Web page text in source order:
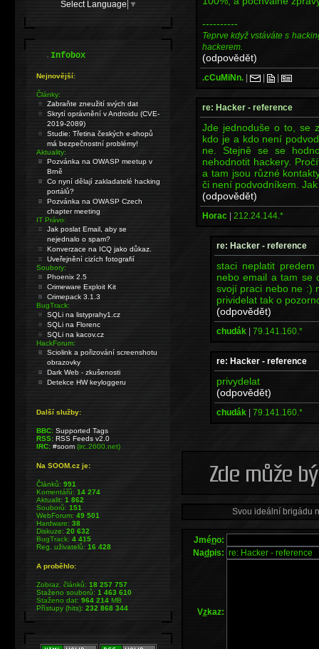
----------
Teprve když vstáváte s
hackerem.
(odpovědět)
.cCuMiNn. | | |
re: Hacker - reference
Jde jednoduše o to, se
kdo je a kdo není
ne. Stejně se se
nehodnotit hackery.
a tam jsou různé
či není podvodníkem.
(odpovědět)
Horac | 212.24.144.*
re: Hacker - reference
staci neplatit
nebo email a tam se
svojí praci nebo ne :)
prividelat tak o
(odpovědět)
chudák | 79.141.160.*
re: Hacker - reference
privydelat
(odpovědět)
chudák | 79.141.160.*
Svou ideální brigádu
Jméno:
Nadpis:
Vzkaz:
Select Language ▼
.Infobox
Nejnovější:
Články:
Zabraňte zneužití svých dat
Skrytí oprávnění v Androidu (CVE-
2019-2089)
Studie: Třetina českých e-shopů
má bezpečnostní problémy!
Aktuality:
Pozvánka na OWASP meetup v
Brně
Co nyní dělají zakladatelé hacking
portálů?
Pozvánka na OWASP Czech
chapter meeting
IT Právo:
Jak poslat Email, aby se
nejednalo o spam?
Konverzace na ICQ jako důkaz.
Uveřejnění cizích fotografií
Soubory:
Phoenix 2.5
Crimeware Exploit Kit
Crimepack 3.1.3
BugTrack:
SQLi na listyprahy1.cz
SQLi na Florenc
SQLi na kacov.cz
HackForum:
Sciolink a pořizování screenshotu
obrazovky
Dark Web - zkušenosti
Detekce HW keyloggeru
Další služby:
BBC: Supported Tags
RSS: RSS Feeds v2.0
IRC: #soom(irc.2600.net)
Na SOOM.cz je:
Článků:991
Komentářů:14 274
Aktualit:1 862
Souborů:151
WebForum:49 501
Hardware:38
Diskuze:20 632
BugTrack:4 415
Reg. uživatelů:16 428
A proběhlo:
Zobraz. článků:18 257 757
Staženo souborů:1 463 610
Staženo dat:964 214MB
Přístupy (hits):232 868 344